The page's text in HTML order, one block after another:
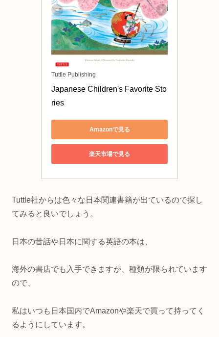
Tuttle Publishing
Japanese Children's Favorite Sto
ries
Amazonで見る
楽天市場で見る
Tuttle社からは色々な日本関連書籍が出ているので探し
てみると良いでしょう。
日本の昔話や日本に関する英語の本は、
海外の書店でも入手できますが、種類が限られています
ので、
私はいつも日本国内でAmazonや楽天で買って持ってく
るようにしています。